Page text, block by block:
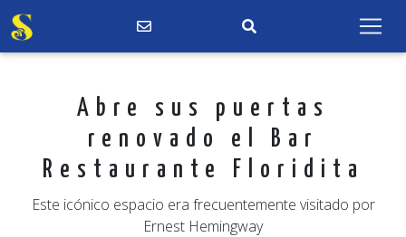
Abre sus puertas
renovado el Bar
Restaurante Floridita
Este icónico espacio era frecuentemente visitado por
Ernest Hemingway